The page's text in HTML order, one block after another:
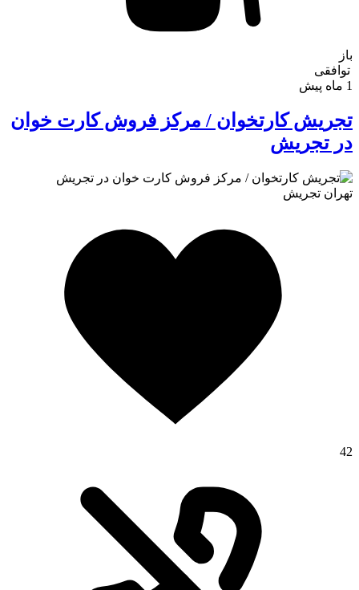
باز
توافقی
تجریش کارتخوان / مرکز فروش کارت خوان
در تجریش
تهرانتجریش
42